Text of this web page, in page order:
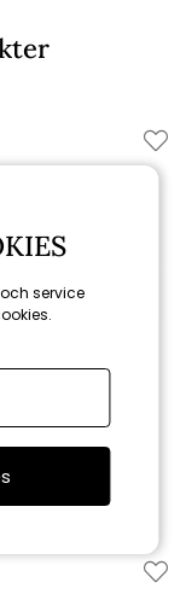
kr
service